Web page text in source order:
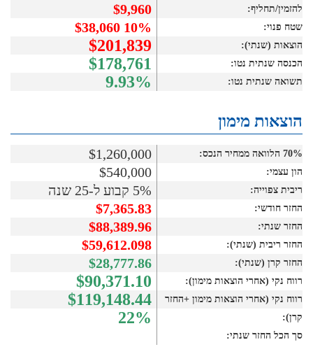
להזמין/תחליף: $9,960
שטח פנוי: 10% $38,060
הוצאות (שנתי): $201,839
הכנסה שנתית נטו: $178,761
תשואה שנתית נטו: 9.93%
הוצאות מימון
70% הלוואה ממחיר הנכס: $1,260,000
הון עצמי: $540,000
ריבית צפוייה: 5% קבוע ל-25 שנה
החזר חודשי: $7,365.83
החזר שנתי: $88,389.96
החזר ריבית (שנתי): $59,612.098
החזר קרן (שנתי): $28,777.86
רווח נקי (אחרי הוצאות מימון): $90,371.10
רווח נקי (אחרי הוצאות מימון +החזר
קרן):
$119,148.44
סך הכל החזר שנתי:
22%